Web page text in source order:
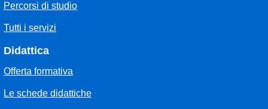
Percorsi di studio
Tutti i servizi
Didattica
Offerta formativa
Le schede didattiche